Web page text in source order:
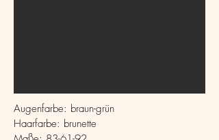
Augenfarbe: braun-grün
Haarfarbe: brunette